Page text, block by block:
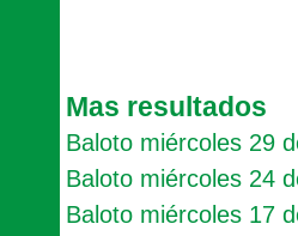
Mas resultados
Baloto miércoles 29
Baloto miércoles 24
Baloto miércoles 17